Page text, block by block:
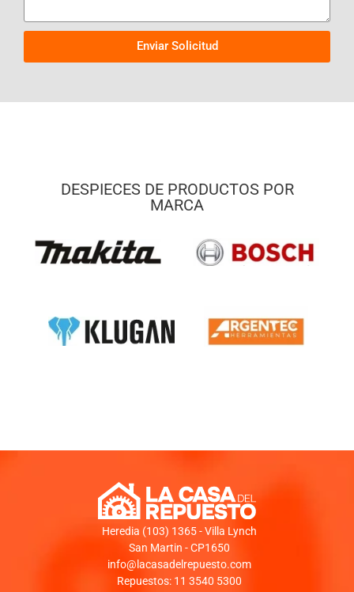
Enviar Solicitud
DESPIECES DE PRODUCTOS POR
MARCA
Heredia (103) 1365 - Villa Lynch
San Martin - CP1650
info@lacasadelrepuesto.com
Repuestos: 11 3540 5300